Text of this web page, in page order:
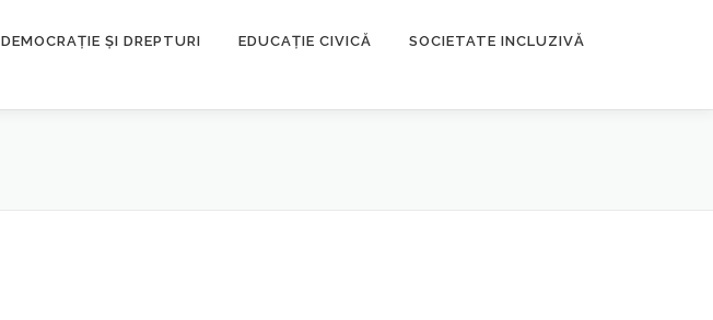
DEMOCRAȚIE ȘI DREPTURI EDUCAȚIE CIVICĂ SOCIETATE INCLUZIVĂ